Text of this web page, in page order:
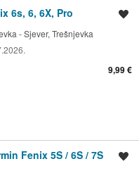
6s, 6, 6X, Pro
- Sjever, Trešnjevka
9,99 €
Fenix 5S / 6S / 7S